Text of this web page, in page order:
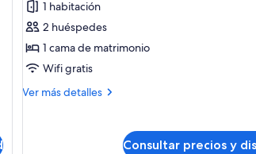
Habitación
ejecutiva,
1
cama
de
1 habitación
2 huéspedes
1 cama de matrimonio
Wifi gratis
Ver más detalles
Más
Consultar precios y